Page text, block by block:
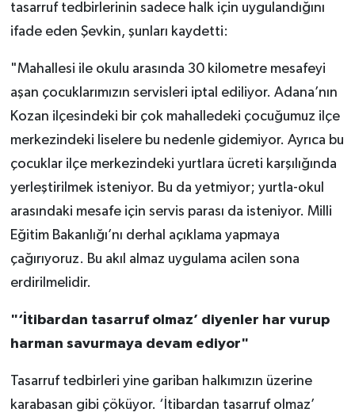
tasarruf tedbirlerinin sadece halk için uygulandığını
ifade eden Şevkin, şunları kaydetti:
"Mahallesi ile okulu arasında 30 kilometre mesafeyi
aşan çocuklarımızın servisleri iptal ediliyor. Adana’nın
Kozan ilçesindeki bir çok mahalledeki çocuğumuz ilçe
merkezindeki liselere bu nedenle gidemiyor. Ayrıca bu
çocuklar ilçe merkezindeki yurtlara ücreti karşılığında
yerleştirilmek isteniyor. Bu da yetmiyor; yurtla-okul
arasındaki mesafe için servis parası da isteniyor. Milli
Eğitim Bakanlığı’nı derhal açıklama yapmaya
çağırıyoruz. Bu akıl almaz uygulama acilen sona
erdirilmelidir.
"‘İtibardan tasarruf olmaz’ diyenler har vurup
harman savurmaya devam ediyor"
Tasarruf tedbirleri yine gariban halkımızın üzerine
karabasan gibi çöküyor. ‘İtibardan tasarruf olmaz’